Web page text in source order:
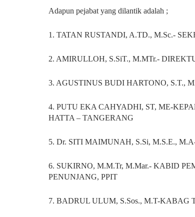
Adapun pejabat yang dilantik adalah ;
1. TATAN RUSTANDI, A.TD., M.Sc.-
2. AMIRULLOH, S.SiT., M.MTr.-
3. AGUSTINUS BUDI HARTONO, S.T.,
4. PUTU EKA CAHYADHI, ST, ME-
HATTA – TANGERANG
5. Dr. SITI MAIMUNAH, S.Si, M.S.E.,
6. SUKIRNO, M.M.Tr, M.Mar.- KABID
PENUNJANG, PPIT
7. BADRUL ULUM, S.Sos., M.T-KABAG